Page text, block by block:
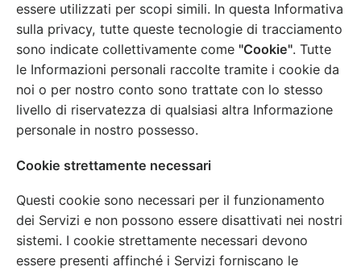
essere utilizzati per scopi simili. In questa Informativa
sulla privacy, tutte queste tecnologie di tracciamento
sono indicate collettivamente come "Cookie". Tutte
le Informazioni personali raccolte tramite i cookie da
noi o per nostro conto sono trattate con lo stesso
livello di riservatezza di qualsiasi altra Informazione
personale in nostro possesso.
Cookie strettamente necessari
Questi cookie sono necessari per il funzionamento
dei Servizi e non possono essere disattivati nei nostri
sistemi. I cookie strettamente necessari devono
essere presenti affinché i Servizi forniscano le